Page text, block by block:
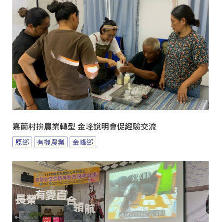
嘉蘭村拚農業轉型 金峰說明會促經驗交流
原鄉 有機農業 金峰鄉